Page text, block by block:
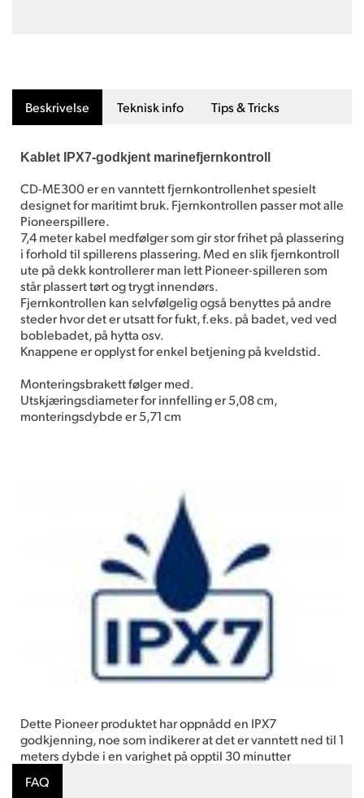
Beskrivelse Teknisk info Tips & Tricks
Kablet IPX7-godkjent marinefjernkontroll
CD-ME300 er en vanntett fjernkontrollenhet spesielt
designet for maritimt bruk. Fjernkontrollen passer mot alle
Pioneerspillere.
7,4 meter kabel medfølger som gir stor frihet på plassering
i forhold til spillerens plassering. Med en slik fjernkontroll
ute på dekk kontrollerer man lett Pioneer-spilleren som
står plassert tørt og trygt innendørs.
Fjernkontrollen kan selvfølgelig også benyttes på andre
steder hvor det er utsatt for fukt, f.eks. på badet, ved ved
boblebadet, på hytta osv.
Knappene er opplyst for enkel betjening på kveldstid.
Monteringsbrakett følger med.
Utskjæringsdiameter for innfelling er 5,08 cm,
monteringsdybde er 5,71 cm
Dette Pioneer produktet har oppnådd en IPX7
godkjenning, noe som indikerer at det er vanntett ned til 1
meters dybde i en varighet på opptil 30 minutter
FAQ